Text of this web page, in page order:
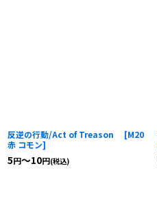
反逆の行動/Act of Treason [M20
赤 コモン]
5円～10円(税込)